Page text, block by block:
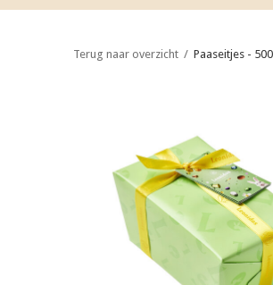
Terug naar overzicht Paaseitjes -